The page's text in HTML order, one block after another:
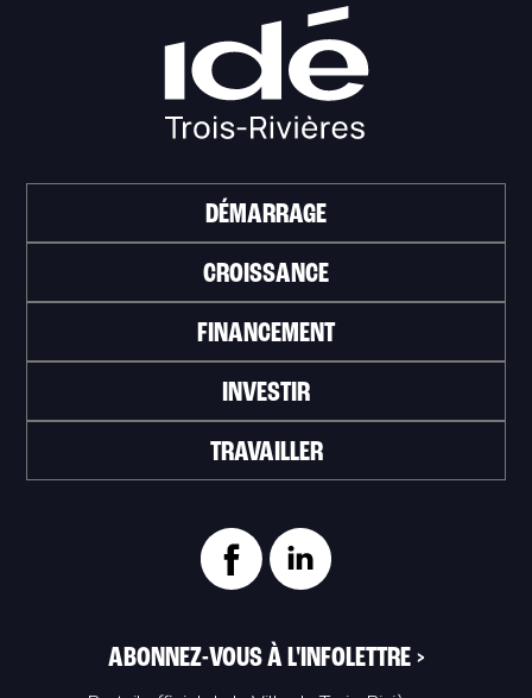
DÉMARRAGE
CROISSANCE
FINANCEMENT
INVESTIR
TRAVAILLER
ABONNEZ-VOUS À L'INFOLETTRE >